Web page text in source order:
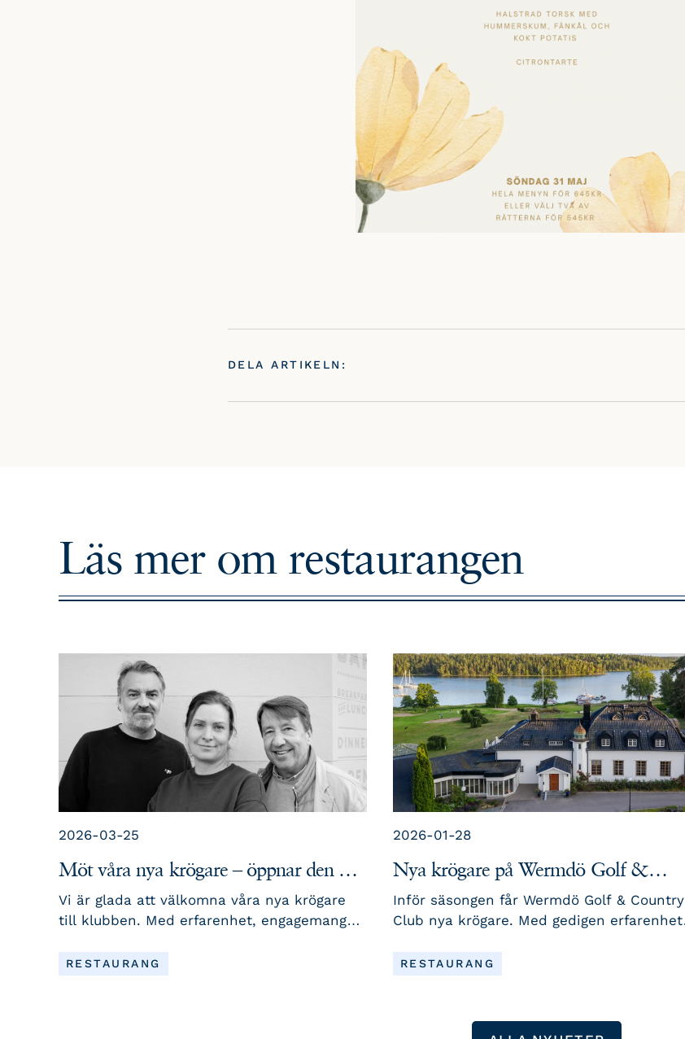
DELA ARTIKELN:
Läs mer om restaurangen
2026-03-25
Möt våra nya krögare – öppnar den 29
april
Vi är glada att välkomna våra nya krögare
till klubben. Med erfarenhet, engagemang
fram emot att skapa en levande och
RESTAURANG
LÄS MER
2026-01-28
Nya krögare på Wermdö Golf &
Country Club
Inför säsongen får Wermdö Golf & Country
Club nya krögare. Med gedigen erfarenhet
engagemang tar de nu över driften av
RESTAURANG
LÄS MER